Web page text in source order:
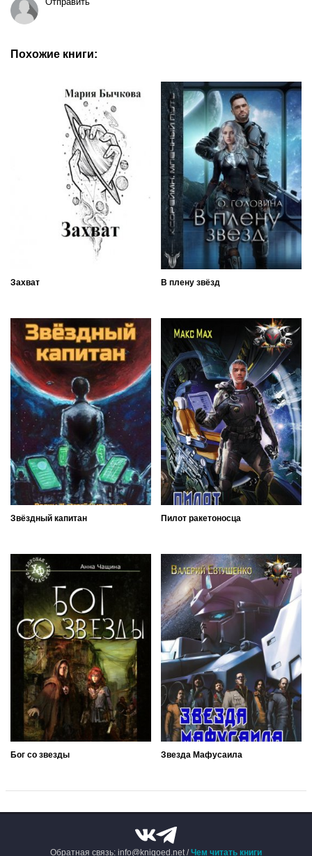
Похожие книги:
Захват В плену звёзд
Звёздный капитан Пилот ракетоносца
Бог со звезды Звезда Мафусаила
Обратная связь: info@knigoed.net /Чем читать книги